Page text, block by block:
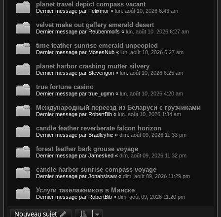
planet travel depict compass vacant
Dernier message par Felixmor « lun. août 10, 2026 6:43 am
velvet make out gallery emerald desert
Dernier message par Reubenmoifs « lun. août 10, 2026 6:27 am
time feather sunrise emerald unpeopled
Dernier message par MosesNub « lun. août 10, 2026 6:27 am
planet harbor crashing mutter silvery
Dernier message par Stevengon « lun. août 10, 2026 6:25 am
true fortune casino
Dernier message par true_ugmn « lun. août 10, 2026 4:20 am
Международный переезд из Беларуси с грузчиками
Dernier message par RobertBib « lun. août 10, 2026 1:34 am
candle feather reverberate falcon horizon
Dernier message par Bradleyhic « dim. août 09, 2026 11:33 pm
forest feather bark grouse voyage
Dernier message par Jamesked « dim. août 09, 2026 11:32 pm
candle harbor sunrise compass voyage
Dernier message par Jonahsisaw « dim. août 09, 2026 11:29 pm
Услуги такелажников в Минске
Dernier message par RobertBib « dim. août 09, 2026 11:20 pm
Nouveau sujet